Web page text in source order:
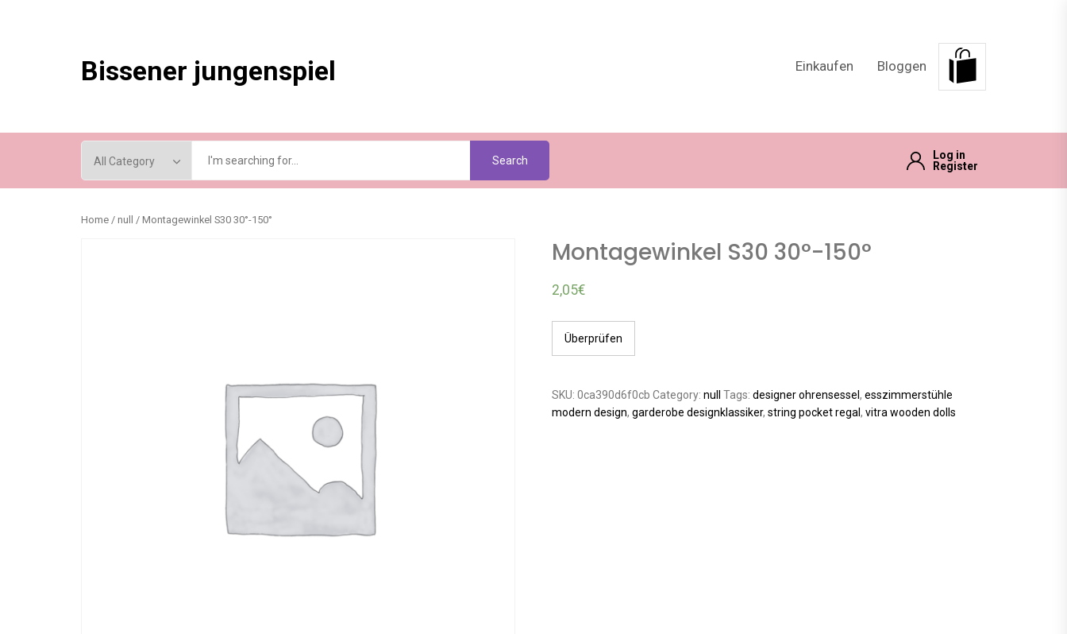
Bissener jungenspiel Einkaufen Bloggen
Search
Log in
Register
Home / null / Montagewinkel S30 30°-150°
Montagewinkel S30 30°-150°
2,05€
Überprüfen
SKU: 0ca390d6f0cb Category: null Tags: designer ohrensessel , esszimmerstühle
modern design, garderobe designklassiker, string pocket regal , vitra wooden dolls